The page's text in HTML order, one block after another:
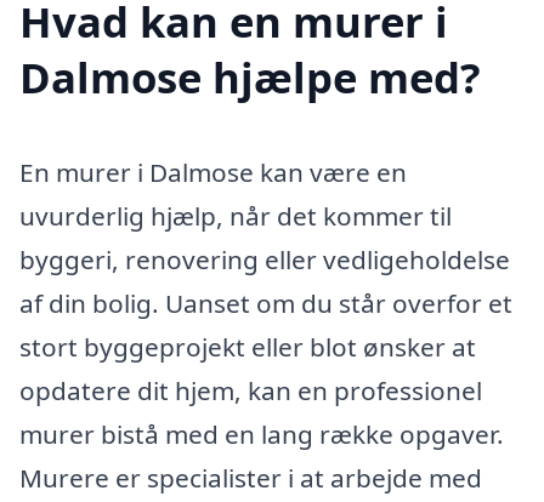
Hvad kan en murer i
Dalmose hjælpe med?
En murer i Dalmose kan være en
uvurderlig hjælp, når det kommer til
byggeri, renovering eller vedligeholdelse
af din bolig. Uanset om du står overfor et
stort byggeprojekt eller blot ønsker at
opdatere dit hjem, kan en professionel
murer bistå med en lang række opgaver.
Murere er specialister i at arbejde med